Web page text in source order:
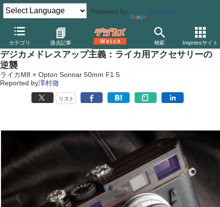
Powered by Translate
カテゴリ 過去記事 検索 Impressサイト
デジカメ Watch カメラ レンジファインダーカメラ ライカ
デジカメドレスアップ主義：ライカ用アクセサリーの
逆襲
ライカM8 + Opton Sonnar 50mm F1.5
Reported by澤村徹
リスト